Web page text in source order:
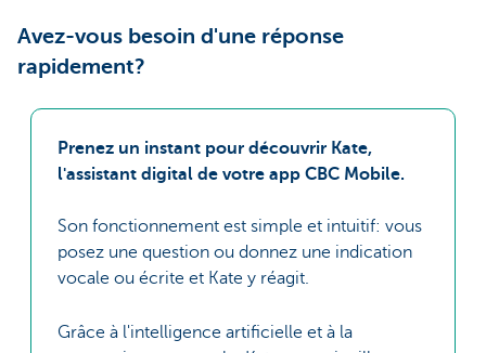
Avez-vous besoin d'une réponse
rapidement?
Prenez un instant pour découvrir Kate,
l'assistant digital de votre app CBC Mobile.
Son fonctionnement est simple et intuitif: vous
posez une question ou donnez une indication
vocale ou écrite et Kate y réagit.
Grâce à l'intelligence artificielle et à la